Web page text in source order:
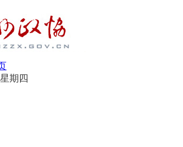
期四